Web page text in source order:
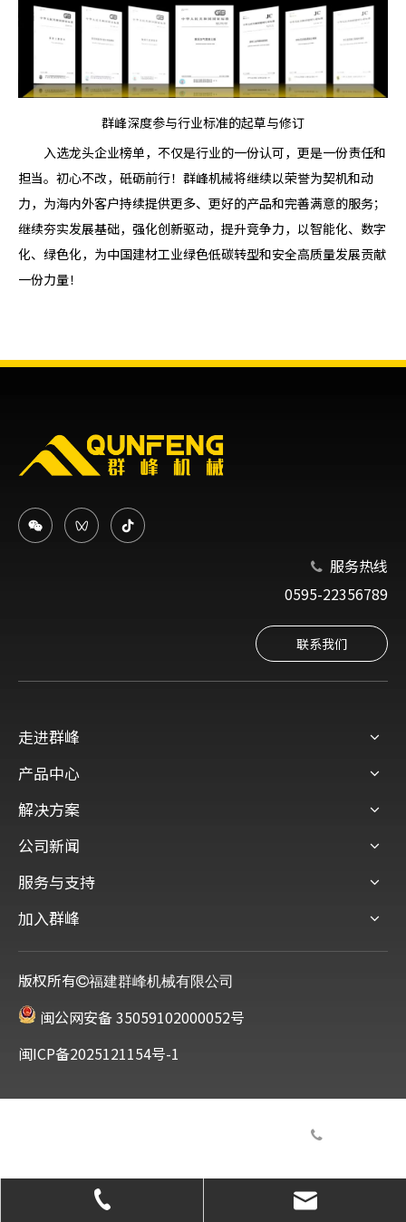
群峰深度参与行业标准的起草与修订
入选龙头企业榜单，不仅是行业的一份认可，更是一份责任和
担当。初心不改，砥砺前行！群峰机械将继续以荣誉为契机和动
力，为海内外客户持续提供更多、更好的产品和完善满意的服务；
继续夯实发展基础，强化创新驱动，提升竞争力，以智能化、数字
化、绿色化，为中国建材工业绿色低碳转型和安全高质量发展贡献
一份力量！
 服务热线
0595-22356789
联系我们
走进群峰
产品中心
解决方案
公司新闻
服务与支持
加入群峰
版权所有福建群峰机械有限公司
闽公网安备 35059102000052号
闽ICP备2025121154号-1
